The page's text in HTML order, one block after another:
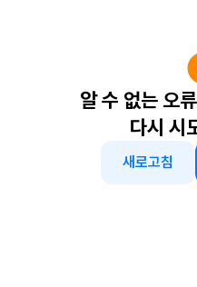
알 수 없는 오
다시 시
새로고침